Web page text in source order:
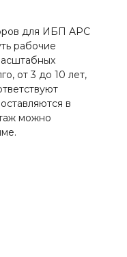
для ИБП APC
рабочие
от 3 до 10 лет,
в
можно